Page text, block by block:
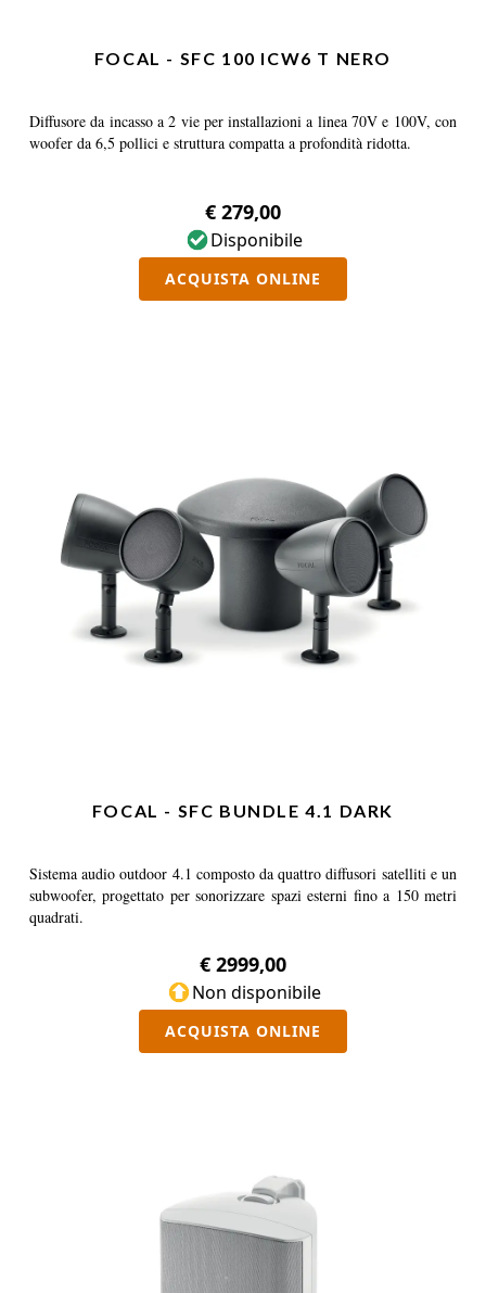
FOCAL - SFC 100 ICW6 T NERO
Diffusore da incasso a 2 vie per installazioni a linea 70V e 100V, con
woofer da 6,5 pollici e struttura compatta a profondità ridotta.
€ 279,00
Disponibile
ACQUISTA ONLINE
FOCAL - SFC BUNDLE 4.1 DARK
Sistema audio outdoor 4.1 composto da quattro diffusori satelliti e un
subwoofer, progettato per sonorizzare spazi esterni fino a 150 metri
quadrati.
€ 2999,00
Non disponibile
ACQUISTA ONLINE